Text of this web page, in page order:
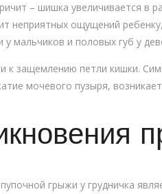
– шишка увеличивается в
неприятных ощущений
мальчиков и половых губ у
к защемлению петли кишки.
мочевого пузыря,
грыжи у грудничка